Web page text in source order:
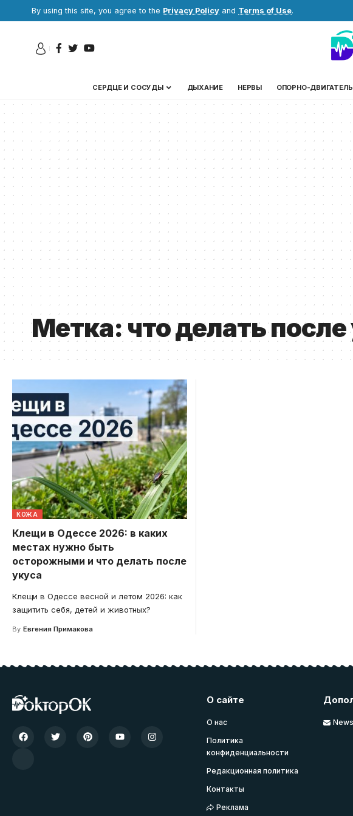
By using this site, you agree to the Privacy Policy and Terms of Use.
СЕРДЦЕ И СОСУДЫ ДЫХАНИЕ НЕРВЫ ОПОРНО-
Метка:что делать
КОЖА
Клещи в Одессе 2026: в каких
местах нужно быть
осторожными и что делать после
укуса
Клещи в Одессе весной и летом 2026: как
защитить себя, детей и животных?
By Евгения Примакова
О сайте
О нас
Политика
конфиденциальности
Редакционная политика
Контакты
Реклама